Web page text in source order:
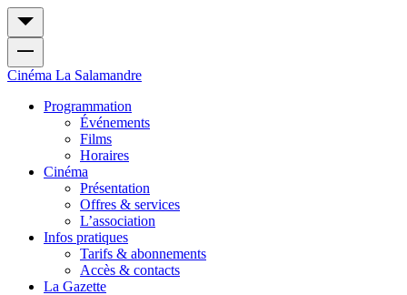
Cinéma La Salamandre
Programmation
Événements
Films
Horaires
Cinéma
Présentation
Offres & services
L’association
Infos pratiques
Tarifs & abonnements
Accès & contacts
La Gazette